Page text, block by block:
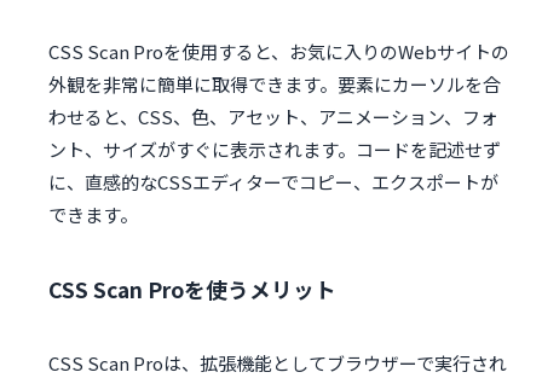
CSS Scan Proを使用すると、お気に入りのWebサイトの
外観を非常に簡単に取得できます。要素にカーソルを合
わせると、CSS、色、アセット、アニメーション、フォ
ント、サイズがすぐに表示されます。コードを記述せず
に、直感的なCSSエディターでコピー、エクスポートが
できます。
CSS Scan Proを使うメリット
CSS Scan Proは、拡張機能としてブラウザーで実行され